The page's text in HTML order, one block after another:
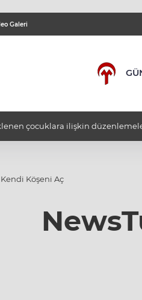
Galeri
%0,05
öncülüğündeki Arap
Köşeni Aç